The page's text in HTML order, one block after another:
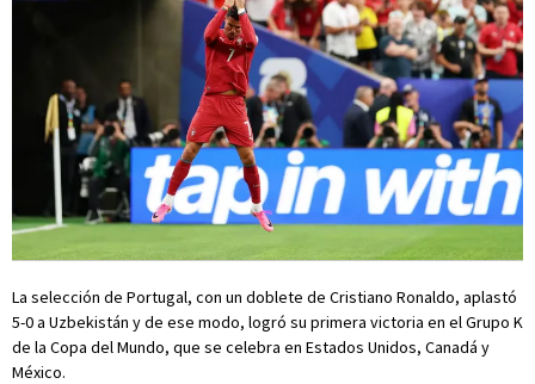
La selección de Portugal, con un doblete de Cristiano Ronaldo, aplastó
5-0 a Uzbekistán y de ese modo, logró su primera victoria en el Grupo K
de la Copa del Mundo, que se celebra en Estados Unidos, Canadá y
México.